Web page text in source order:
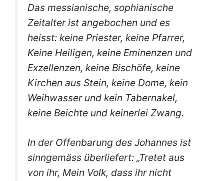
Das messianische, sophianische
Zeitalter ist angebochen und es
heisst: keine Priester, keine Pfarrer,
Keine Heiligen, keine Eminenzen und
Exzellenzen, keine Bischöfe, keine
Kirchen aus Stein, keine Dome, kein
Weihwasser und kein Tabernakel,
keine Beichte und keinerlei Zwang.
In der Offenbarung des Johannes ist
sinngemäss überliefert: „Tretet aus
von ihr, Mein Volk, dass ihr nicht